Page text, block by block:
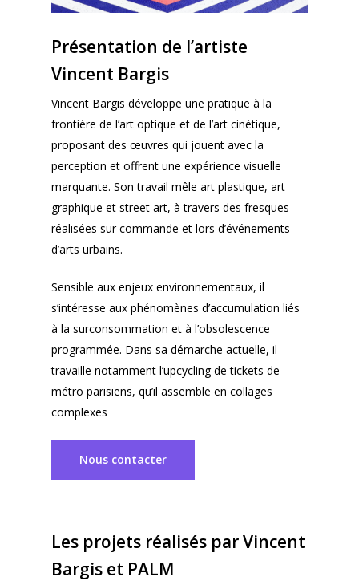
Présentation de l’artiste
Vincent Bargis
Vincent Bargis développe une pratique à la
frontière de l’art optique et de l’art cinétique,
proposant des œuvres qui jouent avec la
perception et offrent une expérience visuelle
marquante. Son travail mêle art plastique, art
graphique et street art, à travers des fresques
réalisées sur commande et lors d’événements
d’arts urbains.
Sensible aux enjeux environnementaux, il
s’intéresse aux phénomènes d’accumulation liés
à la surconsommation et à l’obsolescence
programmée. Dans sa démarche actuelle, il
travaille notamment l’upcycling de tickets de
métro parisiens, qu’il assemble en collages
complexes
Nous contacter
Les projets réalisés parVincent
Bargis et PALM